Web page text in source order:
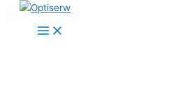
Przejdź do treści